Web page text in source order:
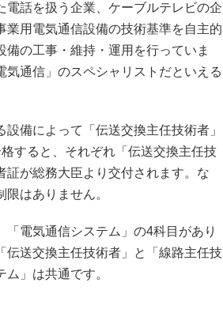
電話を扱う企業、ケーブルテレビの企
用電気通信設備の技術基準を自主的
の工事・維持・運用を行っていま
通信」のスペシャリストだといえる
備によって「伝送交換主任技術者」
すると、それぞれ「伝送交換主任技
が総務大臣より交付されます。な
はありません。
電気通信システム」の4科目があり
伝送交換主任技術者」と「線路主任技
」は共通です。